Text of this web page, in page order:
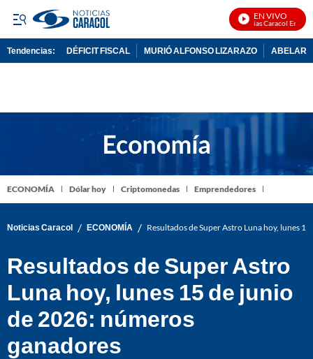
EN VIVO
Noticias Caracol En Vivo
Tendencias: DÉFICIT FISCAL MURIÓ ALFONSO LIZARAZO
ECONOMÍA Dólar hoy Criptomonedas Emprendedores
Noticias Caracol / ECONOMÍA / Resultados de Super Astro Luna hoy, lunes
Resultados de Super Astro
Luna hoy, lunes 15 de junio
de 2026: números
ganadores